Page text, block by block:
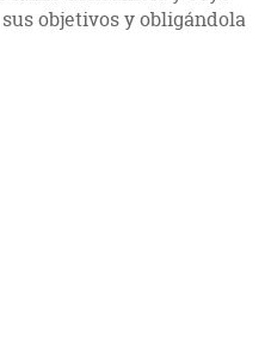
objetivos y obligándola